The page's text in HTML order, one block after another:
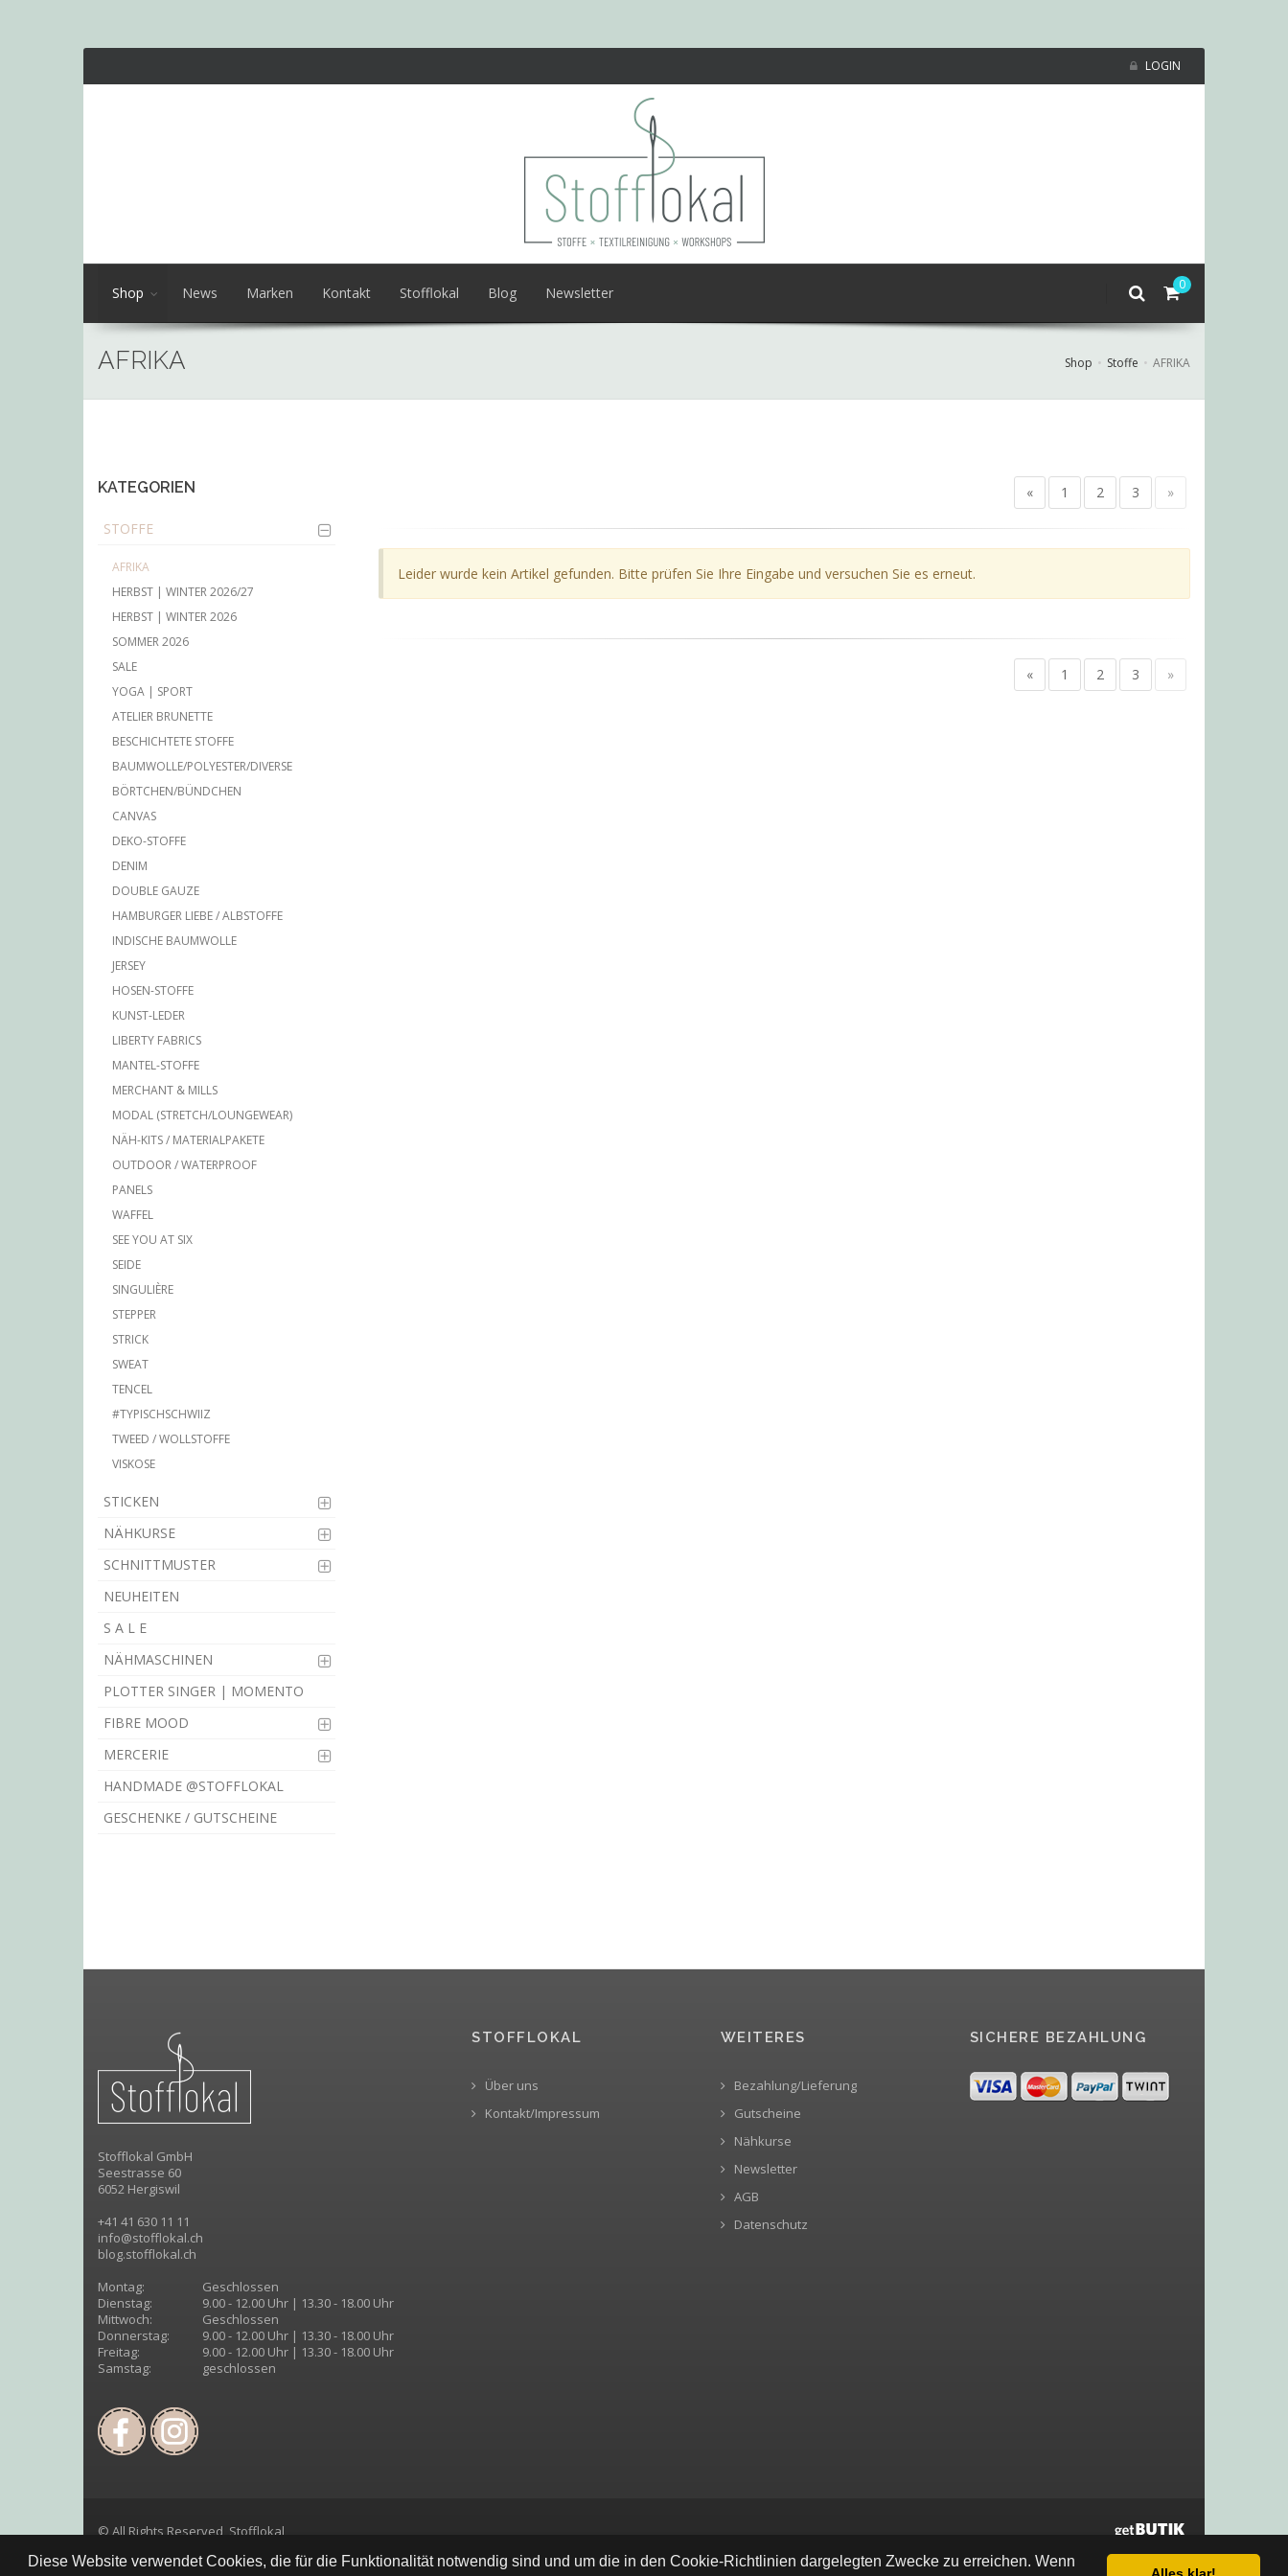
Diese Website verwendet Cookies, die für die Funktionalität notwendig sind und um die in den Cookie-Richtlinien dargelegten Zwecke zu erreichen. Wenn
LOGIN
0
Shop News Marken Kontakt Stofflokal Blog Newsletter
AFRIKA Shop Stoffe AFRIKA
KATEGORIEN
STOFFE
AFRIKA
HERBST | WINTER 2026/27
HERBST | WINTER 2026
SOMMER 2026
SALE
YOGA | SPORT
ATELIER BRUNETTE
BESCHICHTETE STOFFE
BAUMWOLLE/POLYESTER/DIVERSE
BÖRTCHEN/BÜNDCHEN
CANVAS
DEKO-STOFFE
DENIM
DOUBLE GAUZE
HAMBURGER LIEBE / ALBSTOFFE
INDISCHE BAUMWOLLE
JERSEY
HOSEN-STOFFE
KUNST-LEDER
LIBERTY FABRICS
MANTEL-STOFFE
MERCHANT & MILLS
MODAL (STRETCH/LOUNGEWEAR)
NÄH-KITS / MATERIALPAKETE
OUTDOOR / WATERPROOF
PANELS
WAFFEL
SEE YOU AT SIX
SEIDE
SINGULIÈRE
STEPPER
STRICK
SWEAT
TENCEL
#TYPISCHSCHWIIZ
TWEED / WOLLSTOFFE
VISKOSE
STICKEN
NÄHKURSE
SCHNITTMUSTER
NEUHEITEN
S A L E
NÄHMASCHINEN
PLOTTER SINGER | MOMENTO
FIBRE MOOD
MERCERIE
HANDMADE @STOFFLOKAL
GESCHENKE / GUTSCHEINE
« 1 2 3 »
Leider wurde kein Artikel gefunden. Bitte prüfen Sie Ihre Eingabe und versuchen Sie es erneut.
« 1 2 3 »
Stofflokal GmbH
Seestrasse 60
6052 Hergiswil
+41 41 630 11 11
info@stofflokal.ch
blog.stofflokal.ch
Montag:
Geschlossen
Dienstag:
9.00 - 12.00 Uhr | 13.30 - 18.00 Uhr
Mittwoch:
Geschlossen
Donnerstag:
9.00 - 12.00 Uhr | 13.30 - 18.00 Uhr
Freitag:
9.00 - 12.00 Uhr | 13.30 - 18.00 Uhr
Samstag:
geschlossen
STOFFLOKAL
Über uns
Kontakt/Impressum
WEITERES
Bezahlung/Lieferung
Gutscheine
Nähkurse
Newsletter
AGB
Datenschutz
SICHERE BEZAHLUNG
© All Rights Reserved, Stofflokal